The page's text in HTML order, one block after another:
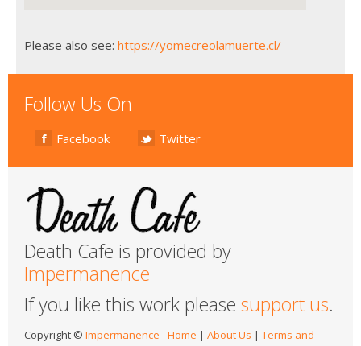
Please also see: https://yomecreolamuerte.cl/
Follow Us On
Facebook Twitter
Death Cafe is provided by
Impermanence
If you like this work please support us.
Copyright © Impermanence -Home | About Us | Terms and